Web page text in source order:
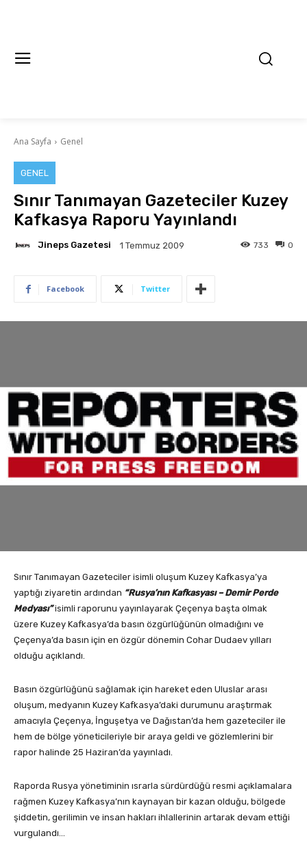
Ana Sayfa Genel
GENEL
Sınır Tanımayan Gazeteciler Kuzey
Kafkasya Raporu Yayınlandı
Jineps Gazetesi 1 Temmuz 2009 0
733
Facebook Twitter
Sınır Tanımayan Gazeteciler isimli oluşum Kuzey Kafkasya’ya
yaptığı ziyaretin ardından “Rusya’nın Kafkasyası – Demir Perde
Medyası”isimli raporunu yayınlayarak Çeçenya başta olmak
üzere Kuzey Kafkasya’da basın özgürlüğünün olmadığını ve
Çeçenya’da basın için en özgür dönemin Cohar Dudaev yılları
olduğu açıklandı.
Basın özgürlüğünü sağlamak için hareket eden Uluslar arası
oluşum, medyanın Kuzey Kafkasya’daki durumunu araştırmak
amacıyla Çeçenya, İnguşetya ve Dağıstan’da hem gazeteciler ile
hem de bölge yöneticileriyle bir araya geldi ve gözlemlerini bir
rapor halinde 25 Haziran’da yayınladı.
Raporda Rusya yönetiminin ısrarla sürdürdüğü resmi açıklamalara
rağmen Kuzey Kafkasya’nın kaynayan bir kazan olduğu, bölgede
şiddetin, gerilimin ve insan hakları ihlallerinin artarak devam ettiği
vurgulandı…